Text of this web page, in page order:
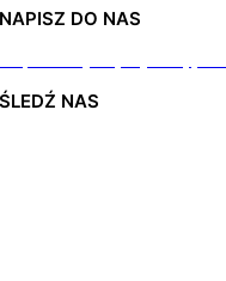
NAPISZ DO NAS
ŚLEDŹ NAS